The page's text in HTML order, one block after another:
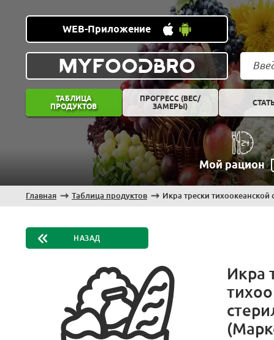
WEB-Приложение
MYFOODBRO
ТАБЛИЦА
ПРОДУКТОВ
ПРОГРЕСС (ВЕС/
ЗАМЕРЫ)
Мой рацион
Главная Таблица продуктов Икра трески тихоокеанской
НАЗАД
Икра